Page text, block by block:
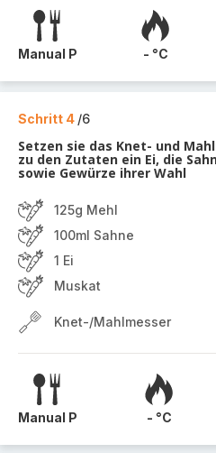
Manual P - °C
Schritt 4 /6
Setzen sie das Knet- und
zu den Zutaten ein Ei, die
sowie Gewürze ihrer Wahl
125g Mehl
100ml Sahne
1 Ei
Muskat
Knet-/Mahlmesser
Manual P - °C